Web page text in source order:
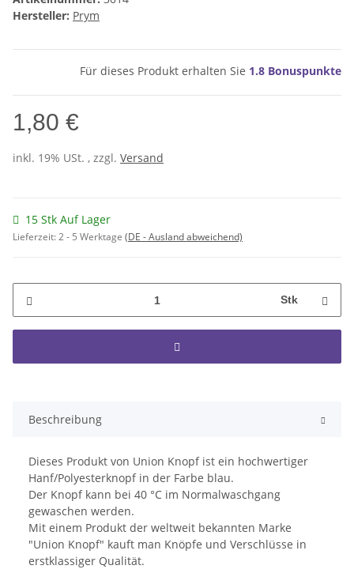
Hersteller: Prym
Für dieses Produkt erhalten Sie 1.8 Bonuspunkte
1,80 €
inkl. 19% USt. , zzgl. Versand
15 Stk Auf Lager
Lieferzeit:2 - 5 Werktage (DE - Ausland abweichend)
Stk
Beschreibung
Dieses Produkt von Union Knopf ist ein hochwertiger
Hanf/Polyesterknopf in der Farbe blau.
Der Knopf kann bei 40 °C im Normalwaschgang
gewaschen werden.
Mit einem Produkt der weltweit bekannten Marke
"Union Knopf" kauft man Knöpfe und Verschlüsse in
erstklassiger Qualität.